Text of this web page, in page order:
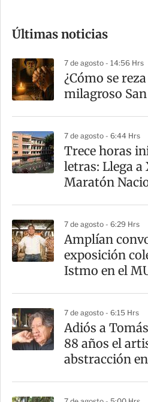
m
a
r
t
r
Últimas noticias
7 de agosto - 14:56 Hrs
¿Cómo se
milagroso
7 de agosto - 6:44 Hrs
Trece horas
letras: Llega a
Maratón
7 de agosto - 6:29 Hrs
Amplían
exposición
Istmo en el
7 de agosto - 6:15 Hrs
Adiós a
88 años el
abstracción